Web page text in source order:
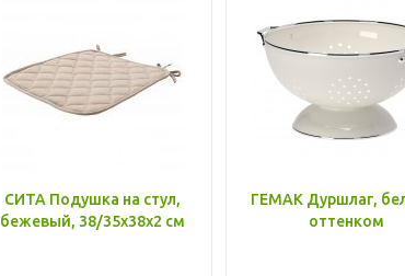
СИТА Подушка на стул,
бежевый, 38/35x38x2 см
ГЕМАК Дуршлаг,
оттенком